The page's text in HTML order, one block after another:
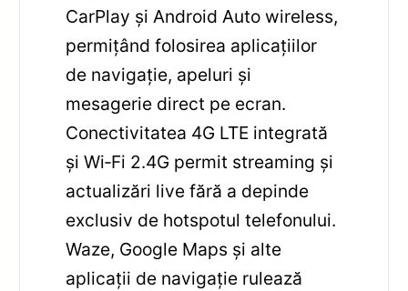
CarPlay și Android Auto wireless,
permițând folosirea aplicațiilor
de navigație, apeluri și
mesagerie direct pe ecran.
Conectivitatea 4G LTE integrată
și Wi‑Fi 2.4G permit streaming și
actualizări live fără a depinde
exclusiv de hotspotul telefonului.
Waze, Google Maps și alte
aplicații de navigație rulează